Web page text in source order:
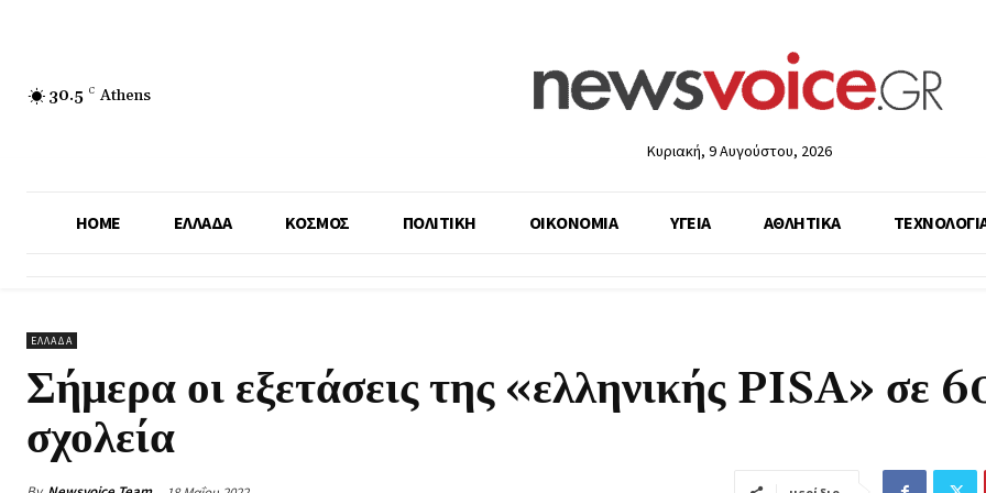
30.5 C Athens
Κυριακή, 9 Αυγούστου, 2026
HOME ΕΛΛΑΔΑ ΚΟΣΜΟΣ ΠΟΛΙΤΙΚΗ ΟΙΚΟΝΟΜΙΑ ΥΓΕΙΑ ΑΘΛΗΤΙΚΑ
ΕΛΛΑΔΑ
Σήμερα οι εξετάσεις της «ελληνικής PISA» σε
σχολεία